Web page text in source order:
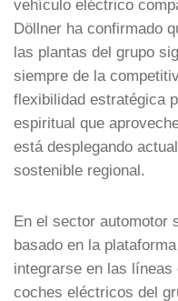
vehículo eléctrico
Döllner ha confirmado
las plantas del grupo
siempre de la
flexibilidad estratégica
espiritual que
está desplegando
sostenible regional.
En el sector automotor
basado en la
integrarse en las líneas
coches eléctricos del